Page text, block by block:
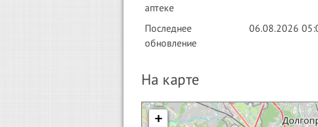
аптеке
Последнее
обновление
06.08.2026
На карте
+